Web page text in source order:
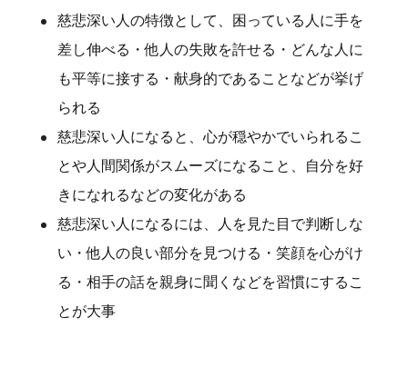
慈悲深い人の特徴として、困っている人に手を
差し伸べる・他人の失敗を許せる・どんな人に
も平等に接する・献身的であることなどが挙げ
られる
慈悲深い人になると、心が穏やかでいられるこ
とや人間関係がスムーズになること、自分を好
きになれるなどの変化がある
慈悲深い人になるには、人を見た目で判断しな
い・他人の良い部分を見つける・笑顔を心がけ
る・相手の話を親身に聞くなどを習慣にするこ
とが大事